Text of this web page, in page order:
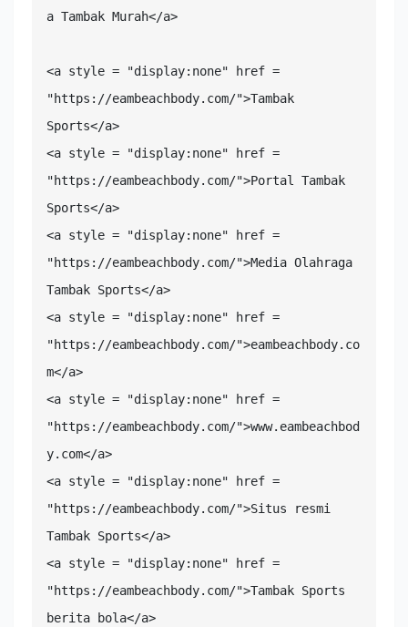
a Tambak Murah</a>
<a style = "display:none" href =
"https://eambeachbody.com/">Tambak
Sports</a>
<a style = "display:none" href =
"https://eambeachbody.com/">Portal Tambak
Sports</a>
<a style = "display:none" href =
"https://eambeachbody.com/">Media Olahraga
Tambak Sports</a>
<a style = "display:none" href =
"https://eambeachbody.com/">eambeachbody.co
m</a>
<a style = "display:none" href =
"https://eambeachbody.com/">www.eambeachbod
y.com</a>
<a style = "display:none" href =
"https://eambeachbody.com/">Situs resmi
Tambak Sports</a>
<a style = "display:none" href =
"https://eambeachbody.com/">Tambak Sports
berita bola</a>